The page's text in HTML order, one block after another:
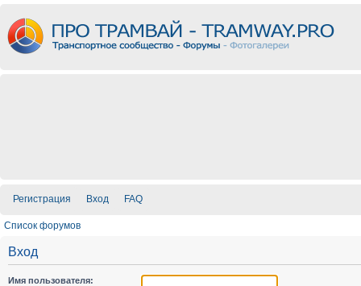
Регистрация Вход FAQ
Список форумов
Вход
Имя пользователя: